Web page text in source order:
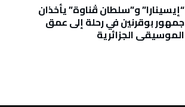
“إيسينارا” و”سلطان ڤناوة” يأخذان
جمهور بوقرنين في رحلة إلى عمق
الموسيقى الجزائرية